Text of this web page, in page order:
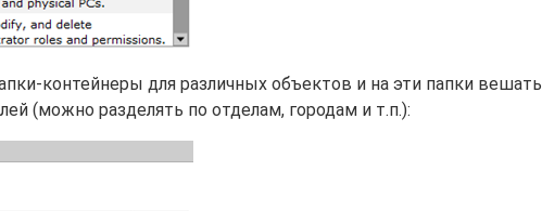
контейнеры для различных объектов и на эти папки вешать
(можно разделять по отделам, городам и т.п.):